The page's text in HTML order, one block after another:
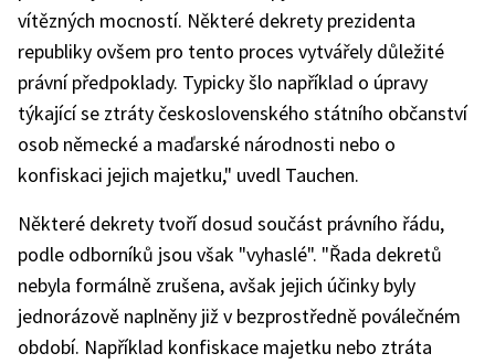
vítězných mocností. Některé dekrety prezidenta
republiky ovšem pro tento proces vytvářely důležité
právní předpoklady. Typicky šlo například o úpravy
týkající se ztráty československého státního občanství
osob německé a maďarské národnosti nebo o
konfiskaci jejich majetku," uvedl Tauchen.
Některé dekrety tvoří dosud součást právního řádu,
podle odborníků jsou však "vyhaslé". "Řada dekretů
nebyla formálně zrušena, avšak jejich účinky byly
jednorázově naplněny již v bezprostředně poválečném
období. Například konfiskace majetku nebo ztráta